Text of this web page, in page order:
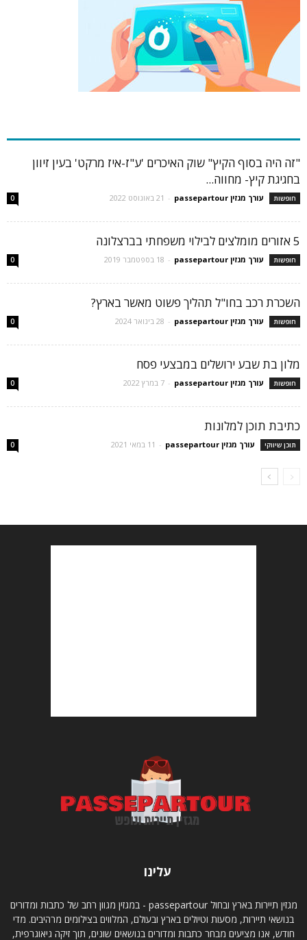
"זה היה בסוף הקיץ" שוק האיכרים 'ע"ז-איז מרקט' בעין זיוון
בחגיגת קיץ- מחווה...
חופשות עורך מגזין passepartour - 21 באוגוסט 2022 0
5 אזורים מומלצים לבילוי משפחתי בברצלונה
חופשות עורך מגזין passepartour - 18 בספטמבר 2019 0
השכרת רכב בחו"ל תהליך פשוט מאשר בארץ?
חופשות עורך מגזין passepartour - 28 בינואר 2024 0
מלון בת שבע ירושלים במבצעי פסח
חופשות עורך מגזין passepartour - 7 במרץ 2022 0
כתיבת תוכן למלונות
תוכן שיווקי עורך מגזין passepartour - 11 במאי 2021 0
עלינו
מגזין תיירות בארץ ובחול passepartour - במגזין מגוון רחב של כתבות ומדורים
בנושאי תיירות, מסעות וטיולים בארץ ובעולם, המלווים בצילומים מרהיבים. מדי
חודש, אנו מציעים מבחר כתבות ומדורים בנושאים שונים, תוך זיקה גיאוגרפית,